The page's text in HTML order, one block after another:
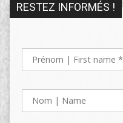
RESTEZ INFORMÉS !